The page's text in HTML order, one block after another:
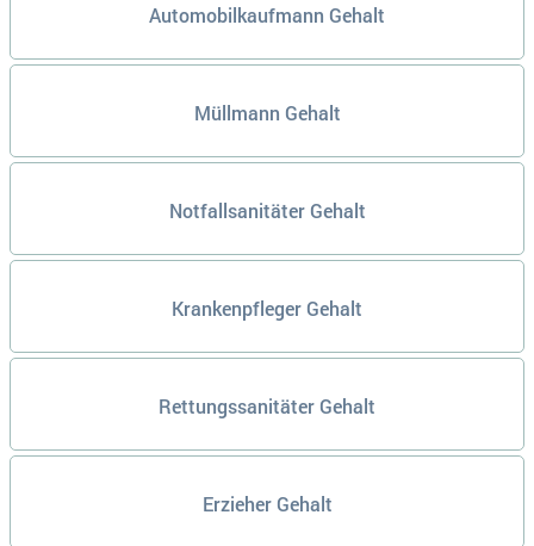
Automobilkaufmann Gehalt
Müllmann Gehalt
Notfallsanitäter Gehalt
Krankenpfleger Gehalt
Rettungssanitäter Gehalt
Erzieher Gehalt